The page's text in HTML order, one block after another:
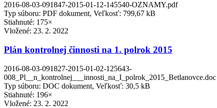
2016-08-03-091847-2015-01-12-145540-OZNAMY.pdf
Typ súboru: PDF dokument, Veľkosť: 799,67 kB
Stiahnuté: 175×
Vložené: 23. 2. 2022
Plán kontrolnej činnosti na 1. polrok 2015
2016-08-03-091827-2015-01-02-125643-
008_Pl__n_kontrolnej___innosti_na_I_polrok_2015_Betlanovce.doc
Typ súboru: DOC dokument, Veľkosť: 30,5 kB
Stiahnuté: 196×
Vložené: 23. 2. 2022